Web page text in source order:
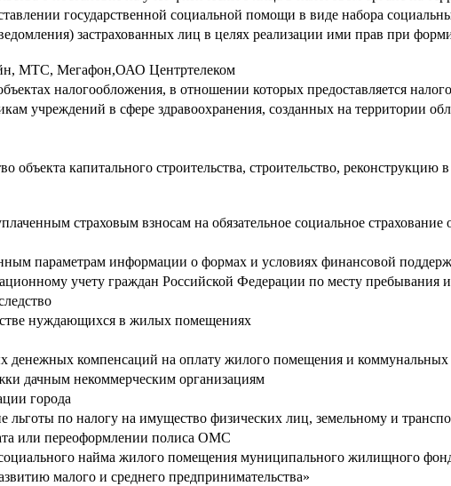
государственной социальной помощи в виде набора
застрахованных лиц в целях реализации ими прав при
МТС, Мегафон,ОАО Центртелеком
налогообложения, в отношении которых предоставляется
учреждений в сфере здравоохранения, созданных на территории
объекта капитального строительства, строительство,
страховым взносам на обязательное социальное
параметрам информации о формах и условиях финансовой
учету граждан Российской Федерации по месту пребывания
нуждающихся в жилых помещениях
денежных компенсаций на оплату жилого помещения и коммунальных
дачным некоммерческим организациям
города
льготы по налогу на имущество физических лиц, земельному и
или переоформлении полиса ОМС
найма жилого помещения муниципального жилищного
малого и среднего предпринимательства»